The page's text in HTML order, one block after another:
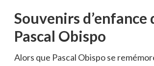
Souvenirs d’enfance
Pascal Obispo
Alors que Pascal Obispo se